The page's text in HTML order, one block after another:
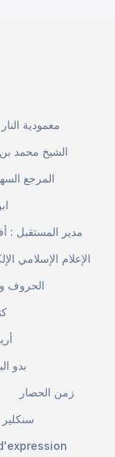
معمودية
الشيخ محمد
المرجع
مدير المستقبل :
الإعلام الإسلامي
الحروف
بدو
زمن الحصار
دليل برمجة حاسب سبكتروم (ZX) سنكلير